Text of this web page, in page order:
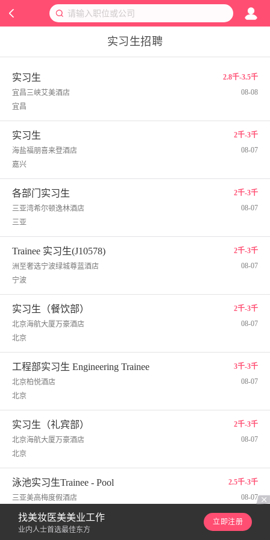
实习生招聘
实习生
2.8千-3.5千
宜昌三峡艾美酒店
08-08
宜昌
实习生
2千-3千
海盐福朋喜来登酒店
08-07
嘉兴
各部门实习生
2千-3千
三亚湾希尔顿逸林酒店
08-07
三亚
Trainee 实习生(J10578)
2千-3千
洲至奢选宁波绿城尊蓝酒店
08-07
宁波
实习生（餐饮部）
2千-3千
北京海航大厦万豪酒店
08-07
北京
工程部实习生 Engineering Trainee
3千-3千
北京柏悦酒店
08-07
北京
实习生（礼宾部）
2千-3千
北京海航大厦万豪酒店
08-07
北京
泳池实习生Trainee - Pool
2.5千-3千
三亚美高梅度假酒店
08-07
三亚
找美妆医美美业工作
业内人士首选最佳东方
立即注册